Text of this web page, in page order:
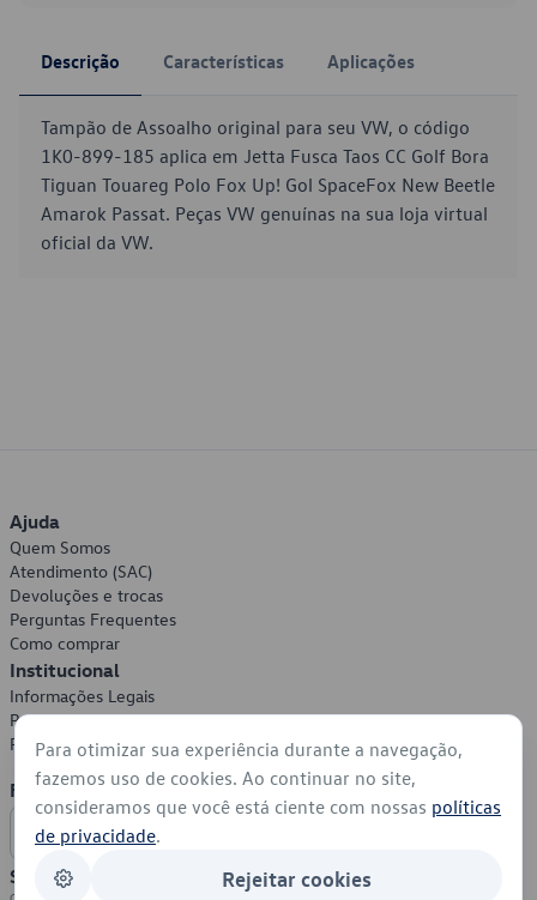
Descrição Características Aplicações
Tampão de Assoalho original para seu VW, o código
1K0-899-185 aplica em Jetta Fusca Taos CC Golf Bora
Tiguan Touareg Polo Fox Up! Gol SpaceFox New Beetle
Amarok Passat. Peças VW genuínas na sua loja virtual
oficial da VW.
Ajuda
Quem Somos
Atendimento (SAC)
Devoluções e trocas
Perguntas Frequentes
Como comprar
Institucional
Informações Legais
Política de Privacidade
Política de Cookies
Formas de Pagamento
Segurança
Para otimizar sua experiência durante a navegação,
fazemos uso de cookies. Ao continuar no site,
consideramos que você está ciente com nossas políticas
de privacidade.
Rejeitar cookies